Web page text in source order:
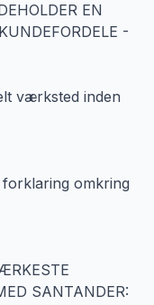
EN
-
værksted inden
omkring
SANTANDER: